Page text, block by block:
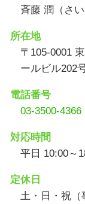
斉藤 潤（さ
所在地
〒105-0001
ールビル202
電話番号
03-3500-4366
対応時間
平日 10:00～
定休日
土・日・祝（